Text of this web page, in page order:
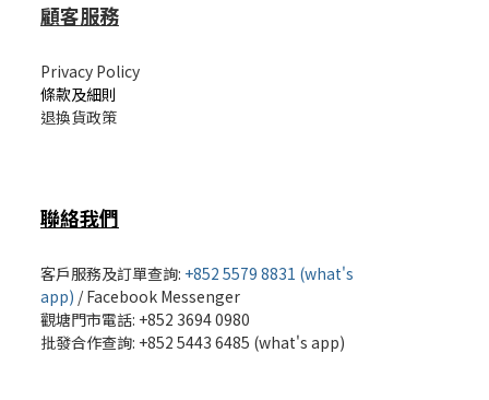
顧客服務
Privacy Policy
條款及細則
退換貨政策
聯絡我們
客戶服務及訂單查詢: +852 5579 8831 (what's
app) /Facebook Messenger
觀塘門市電話: +852 3694 0980
批發合作查詢: +852 5443 6485 (what's app)